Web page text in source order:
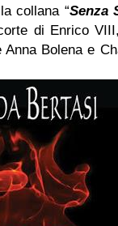
collana “Senza
di Enrico
Bolena e